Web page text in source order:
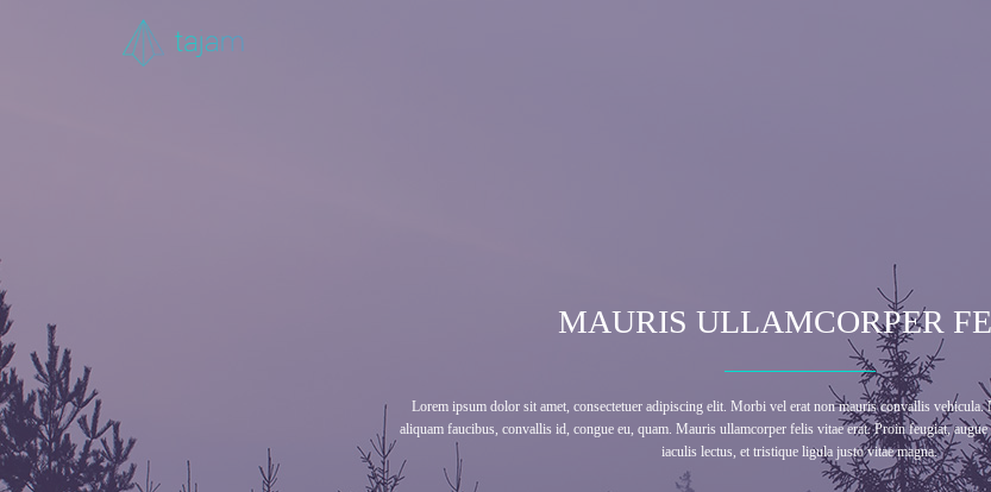
MAURIS ULLAMCORPER
Lorem ipsum dolor sit amet, consectetuer adipiscing elit. Morbi vel erat non mauris convallis vehicula.
aliquam faucibus, convallis id, congue eu, quam. Mauris ullamcorper felis vitae erat. Proin feugiat,
iaculis lectus, et tristique ligula justo vitae magna.